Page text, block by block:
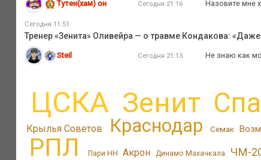
Тутен(хам) он Сегодня 21:16 Назовите мне
Сегодня 11:51
Тренер «Зенита» Оливейра — о травме Кондакова:
Steil Сегодня 21:13 Не знаю как
ЦСКА Зенит
Крылья Советов Краснодар Семак
РПЛ Пари НН Акрон Динамо Махачкала ЧМ-